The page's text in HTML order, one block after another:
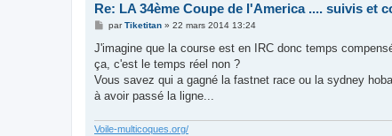
Re: LA 34ème Coupe de l'America .... suivis et
M
s
a
g
parTiketitan» 22 mars 2014 13:24
J'imagine que la course est en IRC donc temps
ça, c'est le temps réel non ?
Vous savez qui a gagné la fastnet race ou la sydney
à avoir passé la ligne...
Voile-multicoques.org/